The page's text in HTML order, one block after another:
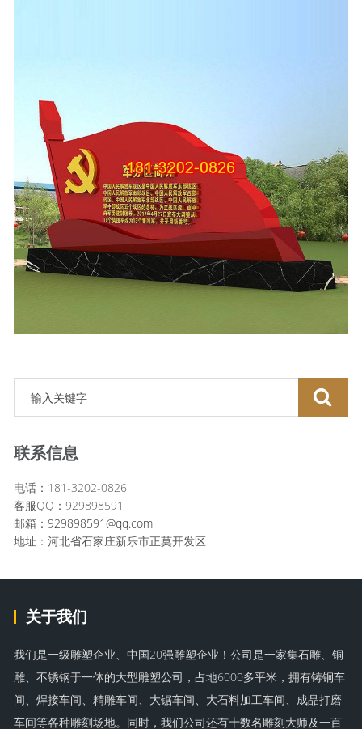
联系信息
电话：181-3202-0826
客服QQ：929898591
邮箱：929898591@qq.com
地址：河北省石家庄新乐市正莫开发区
关于我们
我们是一级雕塑企业、中国20强雕塑企业！公司是一家集石雕、铜
雕、不锈钢于一体的大型雕塑公司，占地6000多平米，拥有铸铜车
间、焊接车间、精雕车间、大锯车间、大石料加工车间、成品打磨
车间等各种雕刻场地。同时，我们公司还有十数名雕刻大师及一百